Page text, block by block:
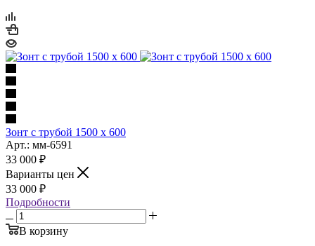
Зонт с трубой 1500 х 600
Арт.: мм-6591
33 000 ₽
Варианты цен
33 000 ₽
Подробности
В корзину